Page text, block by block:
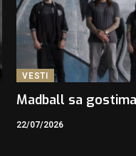
VESTI
Madball sa
22/07/2026